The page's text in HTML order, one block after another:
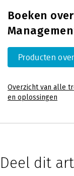
Boeken
Producten
Overzicht van alle
en oplossingen
Deel dit